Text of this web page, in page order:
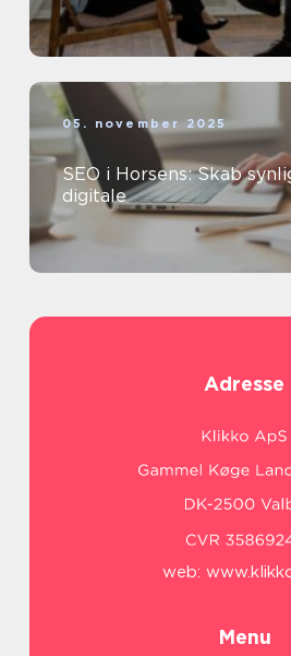
05. november 2025
SEO i Horsens: Skab
digitale
Adresse
web:
Menu